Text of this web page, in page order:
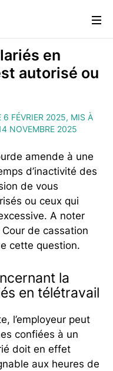
en
autorisé ou
6 FÉVRIER 2025, MIS À
NOVEMBRE 2025
amende à une
d’inactivité des
de vous
ou ceux qui
A noter
de cassation
cette question.
la
en télétravail
l’employeur peut
confiées à un
doit en effet
aux heures de